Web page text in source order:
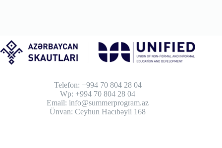
Telefon: +994 70 804 28 04
Wp: +994 70 804 28 04
Email: info@summerprogram.az
Ünvan: Ceyhun Hacıbəyli 168